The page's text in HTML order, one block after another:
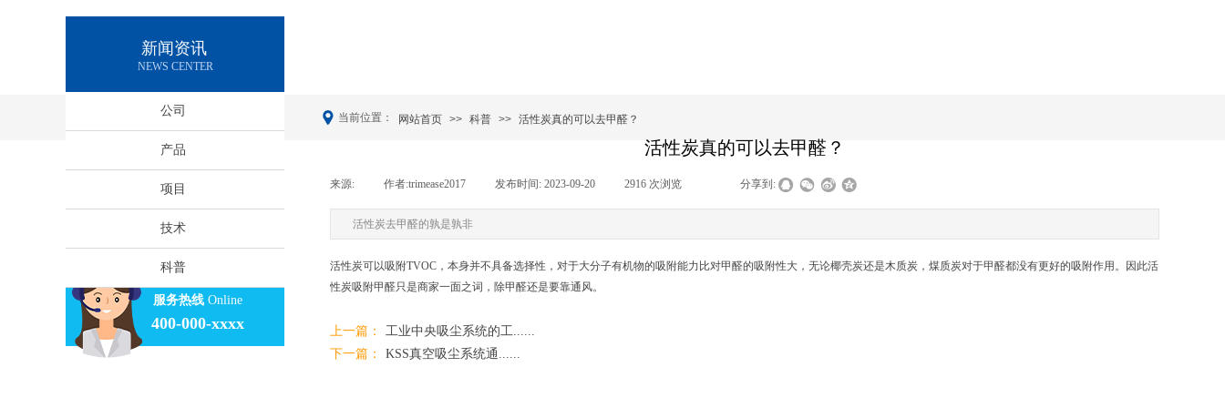
新闻资讯
NEWS CENTER
公司
产品
项目
技术
科普
网站首页 >> 科普 >> 活性炭真的可以去甲醛？
当前位置：
活性炭真的可以去甲醛？
来源: 作者:trimease2017 发布时间: 2023-09-20 2916 次浏览 分享到:
活性炭去甲醛的孰是孰非
活性炭可以吸附TVOC，本身并不具备选择性，对于大分子有机物的吸附能力比对甲醛的吸附性大，无论椰壳炭还是木质炭，煤质炭对于甲醛都没有更好的吸附作用。因此活
性炭吸附甲醛只是商家一面之词，除甲醛还是要靠通风。
上一篇：
工业中央吸尘系统的工......
下一篇：
KSS真空吸尘系统通......
服务热线 Online
400-000-xxxx